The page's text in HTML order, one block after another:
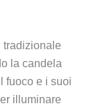
tradizionale
la candela
fuoco e i suoi
illuminare